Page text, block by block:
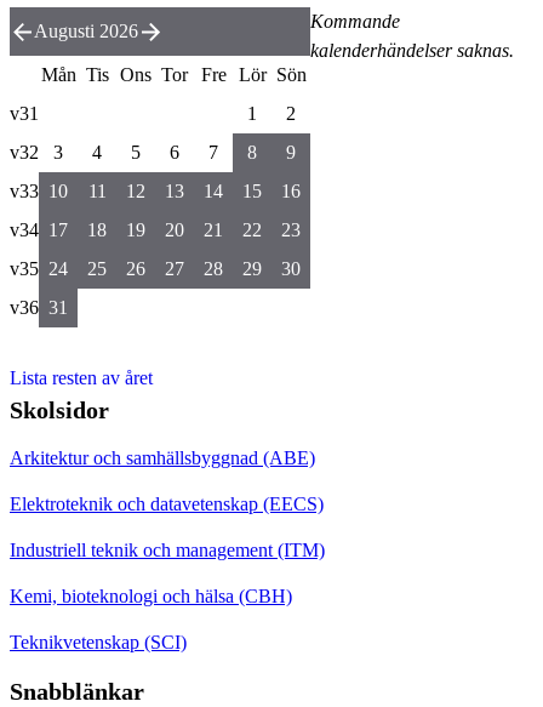
Kommande
kalenderhändelser saknas.
Augusti 2026
Mån Tis Ons Tor Fre Lör Sön
v31
1
2
v32
3 4 5 6 7 8
9
v33 10 11 12 13 14 15
16
v34 17 18 19 20 21 22
23
v35 24 25 26 27 28 29
30
v36 31
Lista resten av året
Skolsidor
Arkitektur och samhällsbyggnad (ABE)
Elektroteknik och datavetenskap (EECS)
Industriell teknik och management (ITM)
Kemi, bioteknologi och hälsa (CBH)
Teknikvetenskap (SCI)
Snabblänkar